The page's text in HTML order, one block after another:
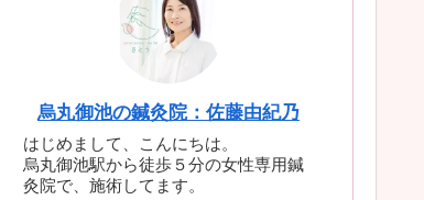
烏丸御池の鍼灸院：佐藤由紀乃
はじめまして、こんにちは。
烏丸御池駅から徒歩５分の女性専用鍼
灸院で、施術してます。